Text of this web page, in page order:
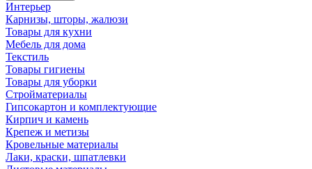
Интерьер
Карнизы, шторы, жалюзи
Товары для кухни
Мебель для дома
Текстиль
Товары гигиены
Товары для уборки
Стройматериалы
Гипсокартон и комплектующие
Кирпич и камень
Крепеж и метизы
Кровельные материалы
Лаки, краски, шпатлевки